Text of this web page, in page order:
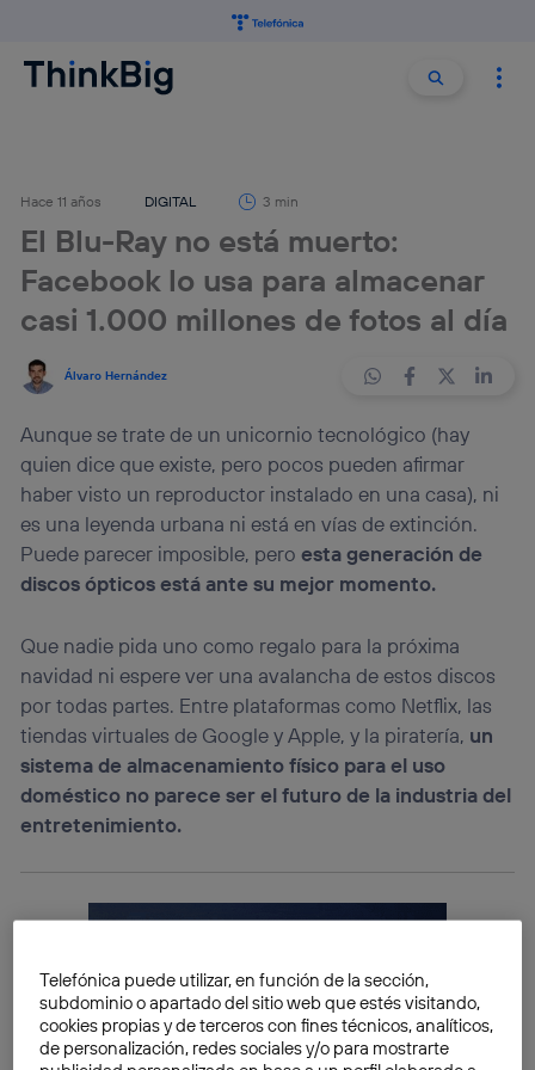
Buscar
Hace 11 años DIGITAL 3 min
El Blu-Ray no está muerto:
Facebook lo usa para almacenar
casi 1.000 millones de fotos al día
Álvaro Hernández
Aunque se trate de un unicornio tecnológico (hay
quien dice que existe, pero pocos pueden afirmar
haber visto un reproductor instalado en una casa), ni
es una leyenda urbana ni está en vías de extinción.
Puede parecer imposible, peroesta generación de
discos ópticos está ante su mejor momento.
Que nadie pida uno como regalo para la próxima
navidad ni espere ver una avalancha de estos discos
por todas partes. Entre plataformas como Netflix, las
tiendas virtuales de Google y Apple, y la piratería, un
sistema de almacenamiento físico para el uso
doméstico no parece ser el futuro de la industria del
entretenimiento.
Telefónica puede utilizar, en función de la sección,
subdominio o apartado del sitio web que estés visitando,
cookies propias y de terceros con fines técnicos, analíticos,
de personalización, redes sociales y/o para mostrarte